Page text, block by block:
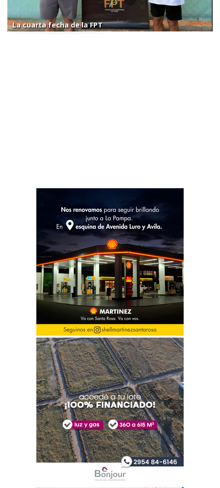
La cuarta fecha de la FPT